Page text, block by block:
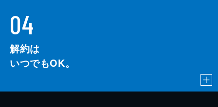
04
解約は
いつでもOK。